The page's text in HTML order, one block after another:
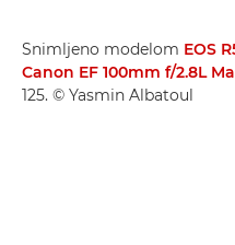
Snimljeno modelom EOS
Canon EF 100mm f/2.8L
125. © Yasmin Albatoul